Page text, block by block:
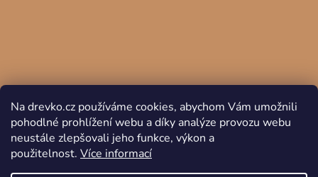
Na drevko.cz používáme cookies, abychom Vám umožnili
pohodlné prohlížení webu a díky analýze provozu webu
neustále zlepšovali jeho funkce, výkon a
použitelnost. Více informací